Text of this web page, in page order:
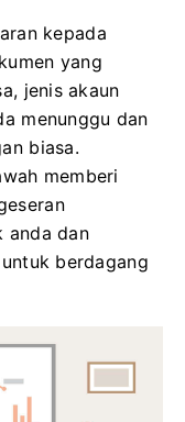
kepada
yang
jenis akaun
menunggu dan
biasa.
memberi
anda dan
berdagang